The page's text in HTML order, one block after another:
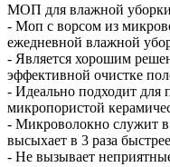
МОП для влажной
- Моп с ворсом из
ежедневной влажной
- Является хорошим
эффективной очистке
- Идеально подходит для
микропористой
- Микроволокно служит
высыхает в 3 раза быстрее
- Не вызывает